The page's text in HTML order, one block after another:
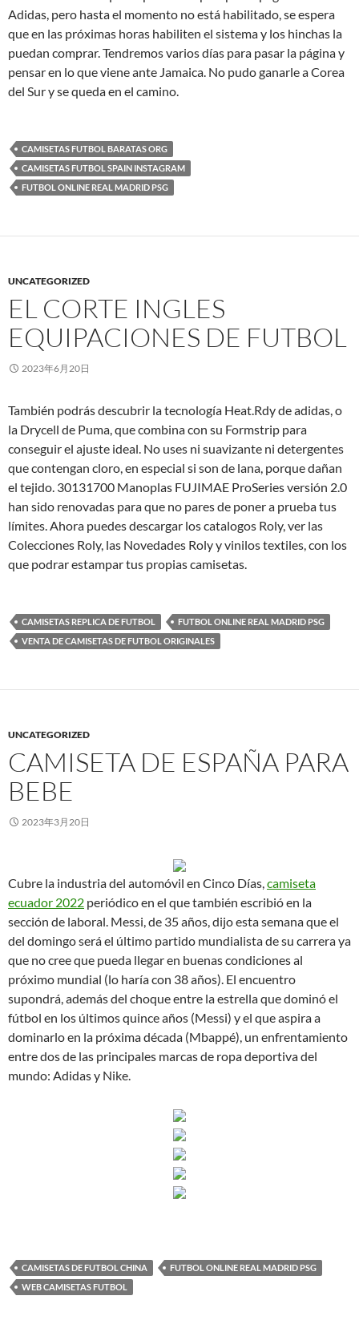
Adidas, pero hasta el momento no está habilitado, se espera
que en las próximas horas habiliten el sistema y los hinchas la
puedan comprar. Tendremos varios días para pasar la página y
pensar en lo que viene ante Jamaica. No pudo ganarle a Corea
del Sur y se queda en el camino.
CAMISETAS FUTBOL BARATAS ORG
CAMISETAS FUTBOL SPAIN INSTAGRAM
FUTBOL ONLINE REAL MADRID PSG
UNCATEGORIZED
EL CORTE INGLES
EQUIPACIONES DE FUTBOL
2023年6月20日
También podrás descubrir la tecnología Heat.Rdy de adidas, o
la Drycell de Puma, que combina con su Formstrip para
conseguir el ajuste ideal. No uses ni suavizante ni detergentes
que contengan cloro, en especial si son de lana, porque dañan
el tejido. 30131700 Manoplas FUJIMAE ProSeries versión 2.0
han sido renovadas para que no pares de poner a prueba tus
límites. Ahora puedes descargar los catalogos Roly, ver las
Colecciones Roly, las Novedades Roly y vinilos textiles, con los
que podrar estampar tus propias camisetas.
CAMISETAS REPLICA DE FUTBOL
FUTBOL ONLINE REAL MADRID PSG
VENTA DE CAMISETAS DE FUTBOL ORIGINALES
UNCATEGORIZED
CAMISETA DE ESPAÑA PARA
BEBE
2023年3月20日
Cubre la industria del automóvil en Cinco Días,camiseta
ecuador 2022 periódico en el que también escribió en la
sección de laboral. Messi, de 35 años, dijo esta semana que el
del domingo será el último partido mundialista de su carrera ya
que no cree que pueda llegar en buenas condiciones al
próximo mundial (lo haría con 38 años). El encuentro
supondrá, además del choque entre la estrella que dominó el
fútbol en los últimos quince años (Messi) y el que aspira a
dominarlo en la próxima década (Mbappé), un enfrentamiento
entre dos de las principales marcas de ropa deportiva del
mundo: Adidas y Nike.
CAMISETAS DE FUTBOL CHINA
FUTBOL ONLINE REAL MADRID PSG
WEB CAMISETAS FUTBOL